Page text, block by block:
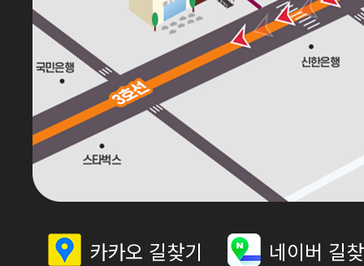
카카오 길찾기 네이버 길